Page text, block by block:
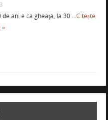
de ani e ca gheaţa, la 30 …Citește
»